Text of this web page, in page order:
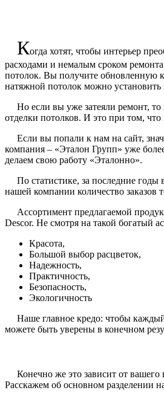
Когда хотят, чтобы интерьер
расходами и немалым сроком
потолок. Вы получите обновленную
натяжной потолок можно
Но если вы уже затеяли ремонт, то
отделки потолков. И это при том,
Если вы попали к нам на сайт,
компания – «Эталон Групп» уже
делаем свою работу «Эталонно».
По статистике, за последние годы
нашей компании количество
Ассортимент предлагаемой
Descor. Не смотря на такой богатый
Красота,
Большой выбор расцветок,
Надежность,
Практичность,
Безопасность,
Экологичность
Наше главное кредо: чтобы каждый
можете быть уверены в конечном
Конечно же это зависит от вашего
Расскажем об основном разделении